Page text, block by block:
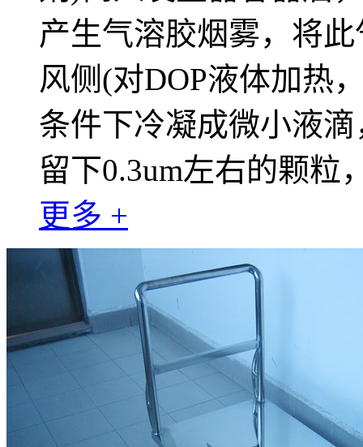
产生气溶胶烟雾，将
风侧(对DOP液体加热
条件下冷凝成微小液
留下0.3um左右的颗粒
更多 +